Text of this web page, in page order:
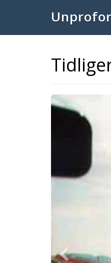
Previous